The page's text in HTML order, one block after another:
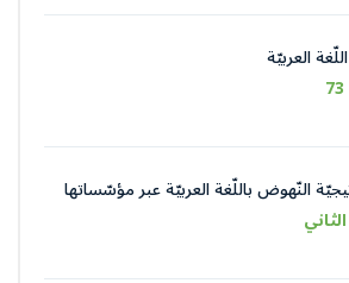
العربيّة
النّهوض باللّغة العربيّة عبر مؤسّساتها
الاصطناعيّ